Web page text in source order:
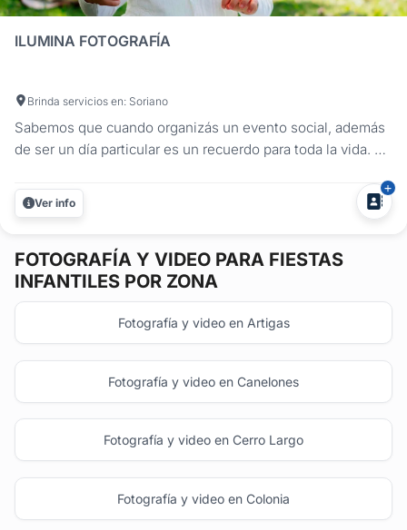
ILUMINA FOTOGRAFÍA
Brinda servicios en: Soriano
Sabemos que cuando organizás un evento social, además
de ser un día particular es un recuerdo para toda la vida. En
para que no te pierdas de nada. Nuestra trayectoria y
experiencia en fotografía y video de eventos sociales,
Ver info
FOTOGRAFÍA Y VIDEO PARA FIESTAS
INFANTILES POR ZONA
Fotografía y video en Artigas
Fotografía y video en Canelones
Fotografía y video en Cerro Largo
Fotografía y video en Colonia